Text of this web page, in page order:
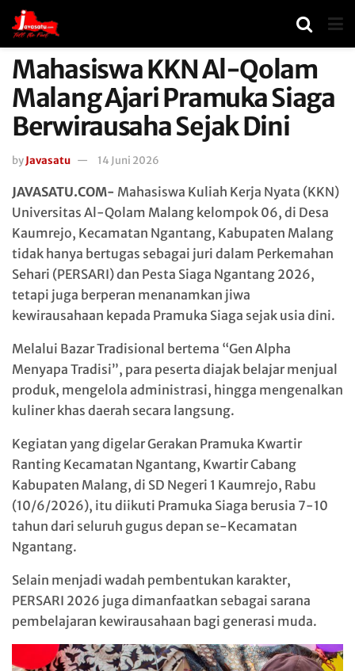
Mahasiswa KKN Al-Qolam
Malang Ajari Pramuka Siaga
Berwirausaha Sejak Dini
byJavasatu 14 Juni 2026
JAVASATU.COM- Mahasiswa Kuliah Kerja Nyata (KKN)
Universitas Al-Qolam Malang kelompok 06, di Desa
Kaumrejo, Kecamatan Ngantang, Kabupaten Malang
tidak hanya bertugas sebagai juri dalam Perkemahan
Sehari (PERSARI) dan Pesta Siaga Ngantang 2026,
tetapi juga berperan menanamkan jiwa
kewirausahaan kepada Pramuka Siaga sejak usia dini.
Melalui Bazar Tradisional bertema “Gen Alpha
Menyapa Tradisi”, para peserta diajak belajar menjual
produk, mengelola administrasi, hingga mengenalkan
kuliner khas daerah secara langsung.
Kegiatan yang digelar Gerakan Pramuka Kwartir
Ranting Kecamatan Ngantang, Kwartir Cabang
Kabupaten Malang, di SD Negeri 1 Kaumrejo, Rabu
(10/6/2026), itu diikuti Pramuka Siaga berusia 7-10
tahun dari seluruh gugus depan se-Kecamatan
Ngantang.
Selain menjadi wadah pembentukan karakter,
PERSARI 2026 juga dimanfaatkan sebagai sarana
pembelajaran kewirausahaan bagi generasi muda.